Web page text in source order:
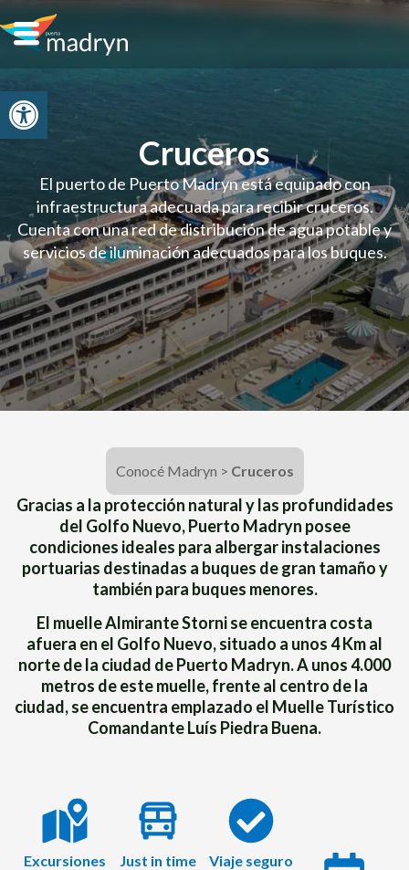
Open toolbar
Cruceros
El puerto de Puerto Madryn está equipado con
infraestructura adecuada para recibir cruceros.
Cuenta con una red de distribución de agua potable y
servicios de iluminación adecuados para los buques.
Conocé Madryn > Cruceros
Gracias a la protección natural y las profundidades
del Golfo Nuevo, Puerto Madryn posee
condiciones ideales para albergar instalaciones
portuarias destinadas a buques de gran tamaño y
también para buques menores.
El muelle Almirante Storni se encuentra costa
afuera en el Golfo Nuevo, situado a unos 4 Km al
norte de la ciudad de Puerto Madryn. A unos 4.000
metros de este muelle, frente al centro de la
ciudad, se encuentra emplazado el Muelle Turístico
Comandante Luís Piedra Buena.
Excursiones
Just in time
Viaje seguro